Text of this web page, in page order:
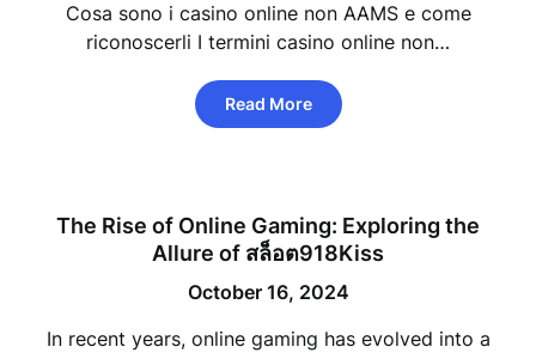
Cosa sono i casino online non AAMS e come
riconoscerli I termini casino online non…
Read More
The Rise of Online Gaming: Exploring the
Allure of สล็อต918Kiss
October 16, 2024
In recent years, online gaming has evolved into a